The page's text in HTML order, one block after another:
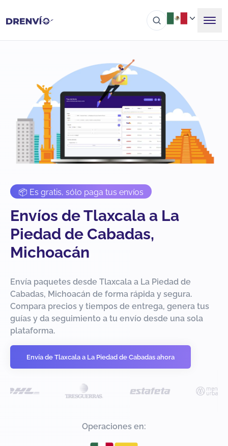
📦 Es gratis, sólo paga tus envíos
Envíos de Tlaxcala a La
Piedad de Cabadas,
Michoacán
Envía paquetes desde Tlaxcala a La Piedad de
Cabadas, Michoacán de forma rápida y segura.
Compara precios y tiempos de entrega, genera tus
guías y da seguimiento a tu envío desde una sola
plataforma.
Envía de Tlaxcala a La Piedad de Cabadas ahora
Operaciones en: